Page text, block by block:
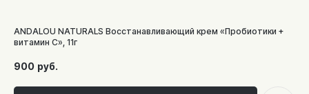
ANDALOU NATURALS Восстанавливающий крем «Пробиотики +
витамин С», 11г
900 руб.